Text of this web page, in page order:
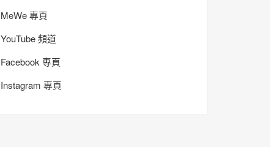
MeWe 專頁
YouTube 頻道
Facebook 專頁
Instagram 專頁